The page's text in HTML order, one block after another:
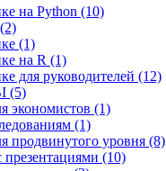
на Python (10)
(1)
на R (1)
для руководителей (12)
(5)
экономистов (1)
(1)
продвинутого уровня (8)
презентациями (10)